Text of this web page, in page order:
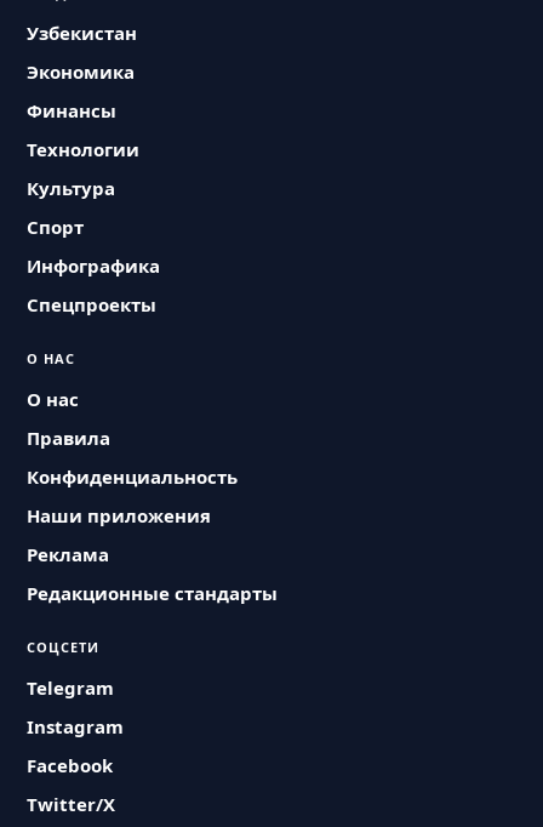
Узбекистан
Экономика
Финансы
Технологии
Культура
Спорт
Инфографика
Спецпроекты
О НАС
О нас
Правила
Конфиденциальность
Наши приложения
Реклама
Редакционные стандарты
СОЦСЕТИ
Telegram
Instagram
Facebook
Twitter/X